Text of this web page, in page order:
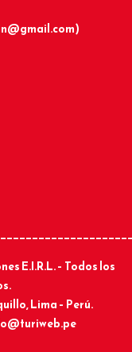
E.I.R.L. – Todos los
Lima – Perú.